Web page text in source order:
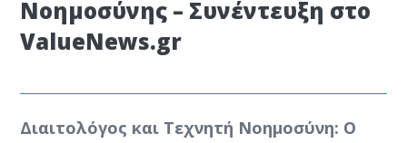
Νοημοσύνης – Συνέντευξη στο
ValueNews.gr
Διαιτολόγος και Τεχνητή Νοημοσύνη: Ο